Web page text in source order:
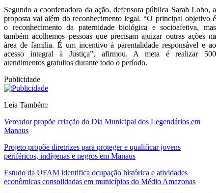
Segundo a coordenadora da ação, defensora pública Sarah Lobo, a
proposta vai além do reconhecimento legal. “O principal objetivo é
o reconhecimento da paternidade biológica e socioafetiva, mas
também acolhemos pessoas que precisam ajuizar outras ações na
área de família. É um incentivo à parentalidade responsável e ao
acesso integral à Justiça”, afirmou. A meta é realizar 500
atendimentos gratuitos durante todo o período.
Publicidade
Leia Também:
Vereador propõe criação do Dia Municipal dos Legendários em
Manaus
Projeto propõe diretrizes para proteger e qualificar jovens
periféricos, indígenas e negros em Manaus
Estudo da UFAM identifica ocupação histórica e atividades
econômicas consolidadas em municípios do Médio Amazonas